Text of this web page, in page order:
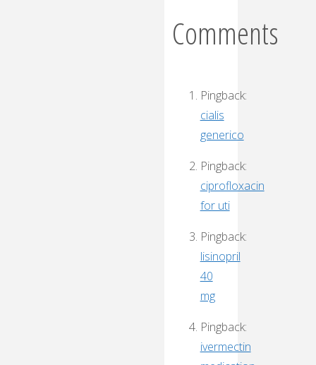
Comments
Pingback:
cialis
generico
Pingback:
ciprofloxacin
for uti
Pingback:
lisinopril
40
mg
Pingback:
ivermectin